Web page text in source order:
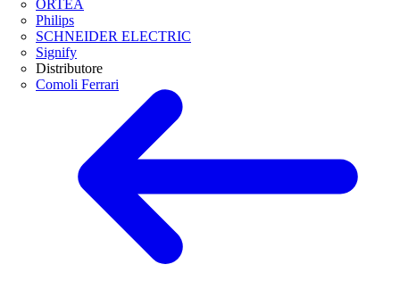
ORTEA
Philips
SCHNEIDER ELECTRIC
Signify
Distributore
Comoli Ferrari